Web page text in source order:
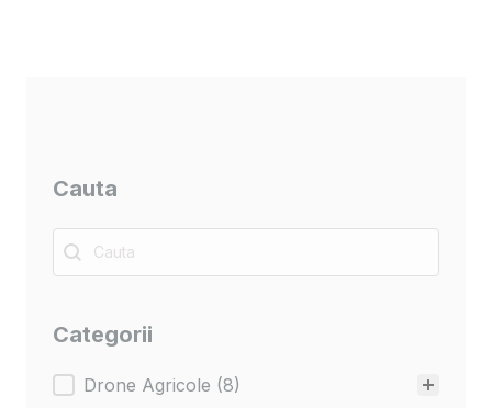
Cauta
Cauta
Cauta
Categorii
Categorii
Drone Agricole (8)